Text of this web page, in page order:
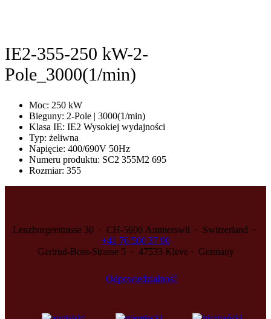
IE2-355-250 kW-2-
Pole_3000(1/min)
Moc: 250 kW
Bieguny: 2-Pole | 3000(1/min)
Klasa IE: IE2 Wysokiej wydajności
Typ: żeliwna
Napięcie: 400/690V 50Hz
Numeru produktu: SC2 355M2 695
Rozmiar: 355
Lenzburgerstrasse 30 · CH‑5600 Ammerswil · Switzerland ·
+41 76 500 37 90
Gertrud-Boss-Strasse 5 · 47533 Kleve · Germany
Odpowiedzialność